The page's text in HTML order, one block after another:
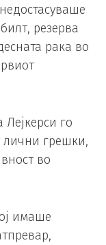
резерва
рака во
Лејкерси го
лични грешки,
во
имаше